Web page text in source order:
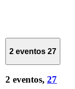
2 eventos 27
2 eventos, 27